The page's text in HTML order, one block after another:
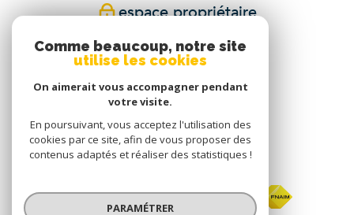
espace propriétaire
Nous
suivre
Nous
adhérons
Comme beaucoup, notre site
utilise les cookies
On aimerait vous accompagner pendant
votre visite.
En poursuivant, vous acceptez l'utilisation des
cookies par ce site, afin de vous proposer des
contenus adaptés et réaliser des statistiques !
PARAMÉTRER